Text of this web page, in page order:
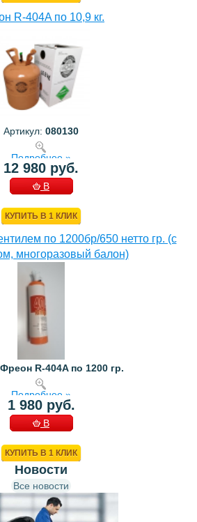
R-404A по 10,9 кг.
Артикул: 080130
Подробнее »
12 980 руб.
В
КУПИТЬ В 1 КЛИК
по 1200бр/650 нетто гр. (с
многоразовый балон)
Фреон R-404A по 1200 гр.
Подробнее »
1 980 руб.
В
КУПИТЬ В 1 КЛИК
Новости
Все новости